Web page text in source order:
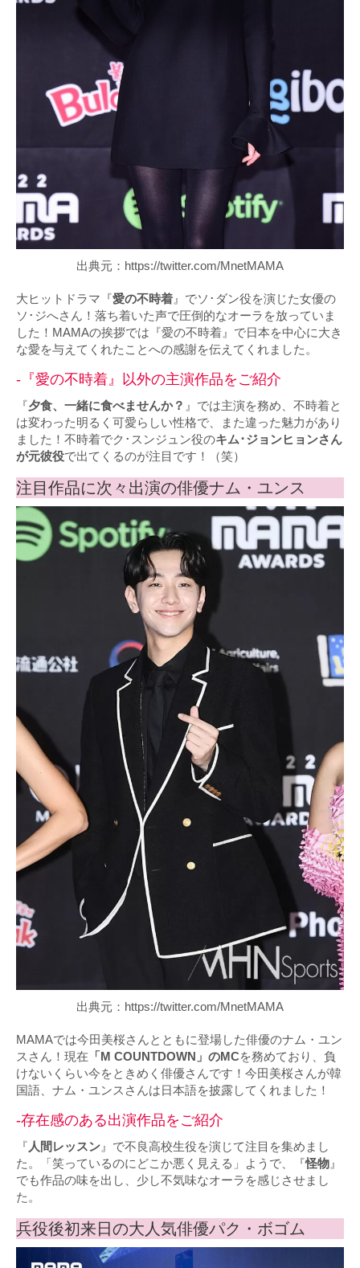
出典元：https://twitter.com/MnetMAMA
大ヒットドラマ『愛の不時着』でソ･ダン役を演じた女優の
ソ･ジへさん！落ち着いた声で圧倒的なオーラを放っていま
した！MAMAの挨拶では『愛の不時着』で日本を中心に大き
な愛を与えてくれたことへの感謝を伝えてくれました。
-『愛の不時着』以外の主演作品をご紹介
『夕食、一緒に食べませんか？ 』では主演を務め、不時着と
は変わった明るく可愛らしい性格で、また違った魅力があり
ました！不時着でク･スンジュン役のキム･ジョンヒョンさん
が元彼役で出てくるのが注目です！（笑）
注目作品に次々出演の俳優ナム・ユンス
出典元：https://twitter.com/MnetMAMA
MAMAでは今田美桜さんとともに登場した俳優のナム・ユン
スさん！現在 「M COUNTDOWN」のMCを務めており、負
けないくらい今をときめく俳優さんです！今田美桜さんが韓
国語、ナム・ユンスさんは日本語を披露してくれました！
-存在感のある出演作品をご紹介
『 人間レッスン 』で不良高校生役を演じて注目を集めまし
た。「笑っているのにどこか悪く見える」ようで、『怪物 』
でも作品の味を出し、少し不気味なオーラを感じさせまし
た。
兵役後初来日の大人気俳優パク・ボゴム